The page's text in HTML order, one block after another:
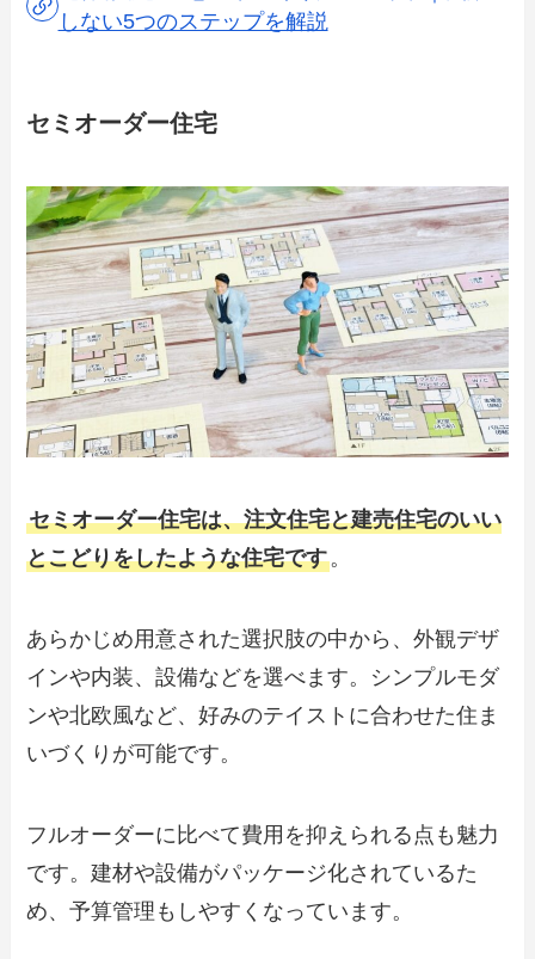
しない5つのステップを解説
セミオーダー住宅
セミオーダー住宅は、注文住宅と建売住宅のいい
とこどりをしたような住宅です。
あらかじめ用意された選択肢の中から、外観デザ
インや内装、設備などを選べます。シンプルモダ
ンや北欧風など、好みのテイストに合わせた住ま
いづくりが可能です。
フルオーダーに比べて費用を抑えられる点も魅力
です。建材や設備がパッケージ化されているた
め、予算管理もしやすくなっています。